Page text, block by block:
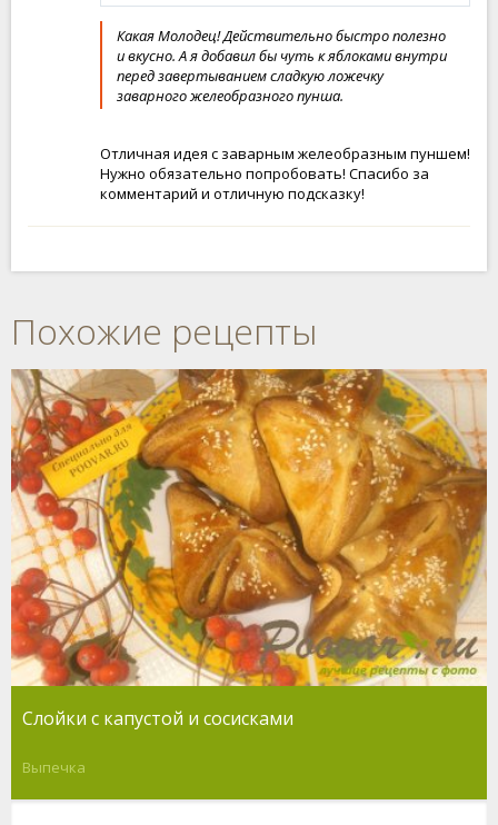
Какая Молодец! Действительно быстро полезно
и вкусно. А я добавил бы чуть к яблоками внутри
перед завертыванием сладкую ложечку
заварного желеобразного пунша.
Отличная идея с заварным желеобразным пуншем!
Нужно обязательно попробовать! Спасибо за
комментарий и отличную подсказку!
Похожие рецепты
Слойки с капустой и сосисками
Выпечка